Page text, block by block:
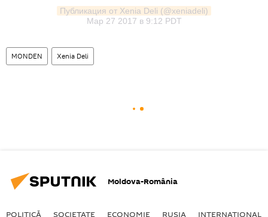
Публикация от Xenia Deli (@xeniadeli)
Мар 27 2017 в 9:12 PDT
MONDEN Xenia Deli
Moldova-România
POLITICĂ SOCIETATE ECONOMIE RUSIA INTERNAŢIONAL